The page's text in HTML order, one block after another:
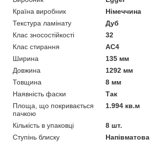
Країна виробник
Німеччина
Текстура ламінату
Дуб
Клас зносостійкості
32
Клас стирання
АС4
Ширина
135 мм
Довжина
1292 мм
Товщина
8 мм
Наявність фаски
Так
Площа, що покривається
пачкою
1.994 кв.м
Кількість в упаковці
8 шт.
Ступінь блиску
Напівматова